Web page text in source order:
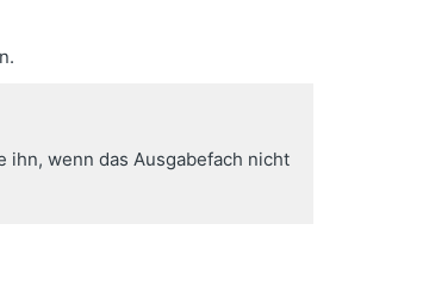
ihn, wenn das Ausgabefach nicht